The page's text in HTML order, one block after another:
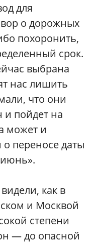
для
о дорожных
похоронить,
срок.
выбрана
нас лишить
что они
и пойдет на
может и
переносе даты
как в
и Москвой
степени
— до опасной